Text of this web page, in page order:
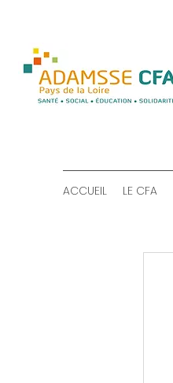
ACCUEIL LE CFA